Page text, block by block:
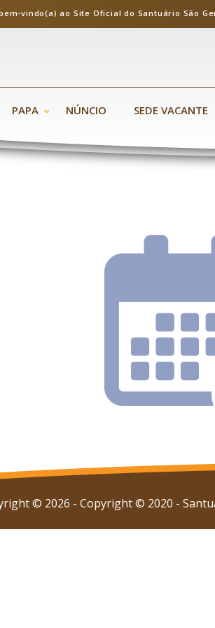
bem-vindo(a) ao Site Oficial do Santuário
PAPA NÚNCIO SEDE VACANTE
© 2026 - Copyright © 2020 -